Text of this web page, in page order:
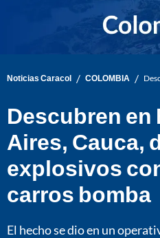
Noticias Caracol / COLOMBIA /
Descubren en
Aires, Cauca,
explosivos
carros bomba
El hecho se dio en un